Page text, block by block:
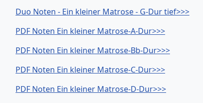
Duo Noten - Ein kleiner Matrose - G-Dur tief>>>
PDF Noten Ein kleiner Matrose-A-Dur>>>
PDF Noten Ein kleiner Matrose-Bb-Dur>>>
PDF Noten Ein kleiner Matrose-C-Dur>>>
PDF Noten Ein kleiner Matrose-D-Dur>>>